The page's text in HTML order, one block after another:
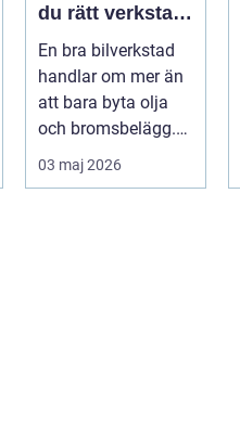
du rätt verkstad
för din bil
En bra bilverkstad
handlar om mer än
att bara byta olja
och bromsbelägg.
För många är bilen
avgörand...
03 maj 2026